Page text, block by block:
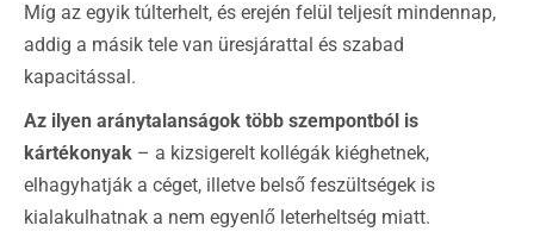
Míg az egyik túlterhelt, és erején felül teljesít mindennap,
addig a másik tele van üresjárattal és szabad
kapacitással.
Az ilyen aránytalanságok több szempontból is
kártékonyak – a kizsigerelt kollégák kiéghetnek,
elhagyhatják a céget, illetve belső feszültségek is
kialakulhatnak a nem egyenlő leterheltség miatt.